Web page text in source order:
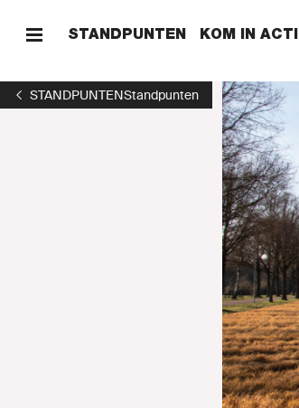
STANDPUNTEN KOM IN
STANDPUNTENStandpunten